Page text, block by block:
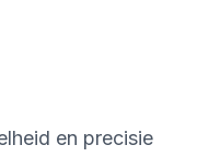
en precisie